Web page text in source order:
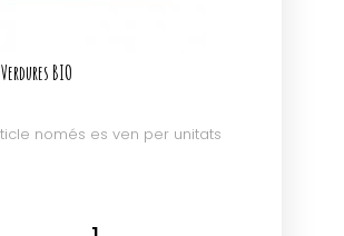
BIO
només es ven per unitats